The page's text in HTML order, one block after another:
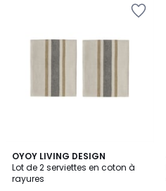
OYOY LIVING DESIGN
Lot de 2 serviettes en coton à
rayures
2
Couleurs